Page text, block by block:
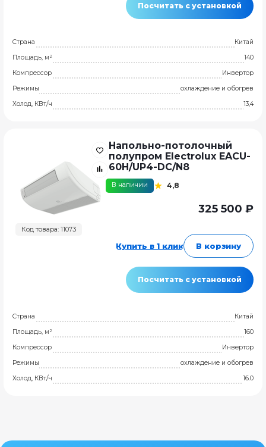
Посчитать с установкой
Страна
Китай
Площадь, м²
140
Компрессор
Инвертор
Режимы
охлаждение и обогрев
Холод, КВт/ч
13,4
Код товара: 11073
Напольно-потолочный
полупром Electrolux EACU-
60H/UP4-DC/N8
В наличии 4,8
325 500 ₽
Купить в 1 клик В корзину
Посчитать с установкой
Страна
Китай
Площадь, м²
160
Компрессор
Инвертор
Режимы
охлаждение и обогрев
Холод, КВт/ч
16.0